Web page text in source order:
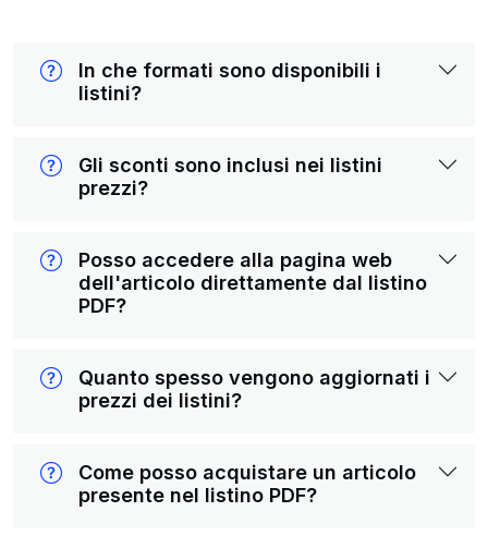
In che formati sono disponibili i
listini?
Gli sconti sono inclusi nei listini
prezzi?
Posso accedere alla pagina web
dell'articolo direttamente dal listino
PDF?
Quanto spesso vengono aggiornati i
prezzi dei listini?
Come posso acquistare un articolo
presente nel listino PDF?